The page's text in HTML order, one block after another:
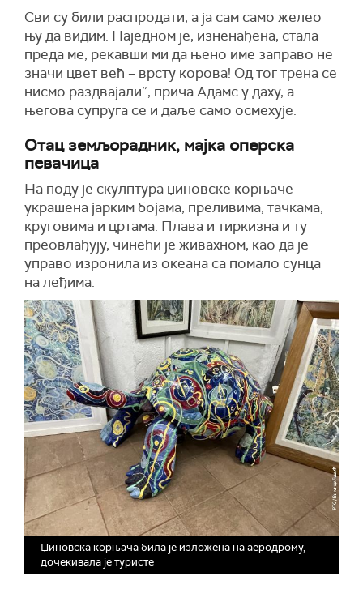
Сви су били распродати, а ја сам само желео
њу да видим. Наједном је, изненађена, стала
преда ме, рекавши ми да њено име заправо не
значи цвет већ – врсту корова! Од тог трена се
нисмо раздвајали”, прича Адамс у даху, а
његова супруга се и даље само осмехује.
Отац земљорадник, мајка оперска
певачица
На поду је скулптура џиновске корњаче
украшена јарким бојама, преливима, тачкама,
круговима и цртама. Плава и тиркизна и ту
преовлађују, чинећи је живахном, као да је
управо изронила из океана са помало сунца
на леђима.
Џиновска корњача била је изложена на аеродрому,
дочекивала је туристе